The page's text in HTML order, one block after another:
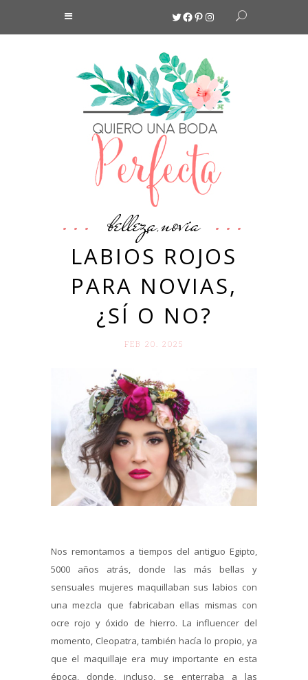
Twitter
Facebook
Pinterest
Instagram
belleza,novia
LABIOS ROJOS
PARA NOVIAS,
¿SÍ O NO?
FEB 20. 2025
Nos remontamos a tiempos del antiguo Egipto,
5000 años atrás, donde las más bellas y
sensuales mujeres maquillaban sus labios con
una mezcla que fabricaban ellas mismas con
ocre rojo y óxido de hierro. La influencer del
momento, Cleopatra, también hacía lo propio, ya
que el maquillaje era muy importante en esta
época, donde, incluso, se enterraba a las